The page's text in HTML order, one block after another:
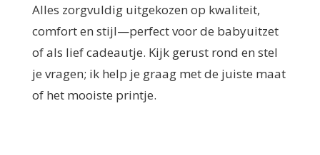
Alles zorgvuldig uitgekozen op kwaliteit,
comfort en stijl—perfect voor de babyuitzet
of als lief cadeautje. Kijk gerust rond en stel
je vragen; ik help je graag met de juiste maat
of het mooiste printje.